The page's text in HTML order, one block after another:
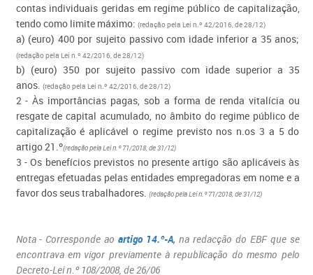
contas individuais geridas em regime público de capitalização,
tendo como limite máximo: (redação pela Lei n.º 42/2016, de 28/12)
a) (euro) 400 por sujeito passivo com idade inferior a 35 anos;
(redação pela Lei n.º 42/2016, de 28/12)
b) (euro) 350 por sujeito passivo com idade superior a 35
anos. (redação pela Lei n.º 42/2016, de 28/12)
2 - Às importâncias pagas, sob a forma de renda vitalícia ou
resgate de capital acumulado, no âmbito do regime público de
capitalização é aplicável o regime previsto nos n.os 3 a 5 do
artigo 21.º(redação pela Lei n.º 71/2018, de 31/12)
3 - Os benefícios previstos no presente artigo são aplicáveis às
entregas efetuadas pelas entidades empregadoras em nome e a
favor dos seus trabalhadores. (redação pela Lei n.º 71/2018, de 31/12)
Nota - Corresponde ao artigo 14.º-A, na redacção do EBF que se
encontrava em vigor previamente à republicação do mesmo pelo
Decreto-Lei n.º 108/2008, de 26/06